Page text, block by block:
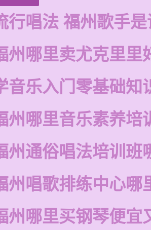
行唱法 福州歌手是
州哪里卖尤克里里
音乐入门零基础知
州哪里音乐素养培
州通俗唱法培训班
州唱歌排练中心哪
州哪里买钢琴便宜